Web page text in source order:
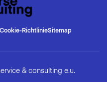
RichtlinieSitemap
& consulting e.u.